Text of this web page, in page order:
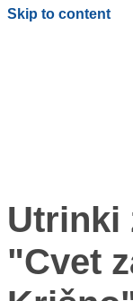
Skip to content
Utrinki
"Cvet